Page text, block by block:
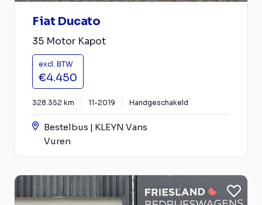
Fiat Ducato
35 Motor Kapot
excl. BTW
€4.450
328.352 km 11-2019 Handgeschakeld
Bestelbus | KLEYN Vans
Vuren